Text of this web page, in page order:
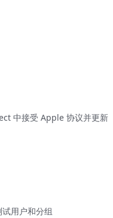
中接受 Apple 协议并更新
用户和分组